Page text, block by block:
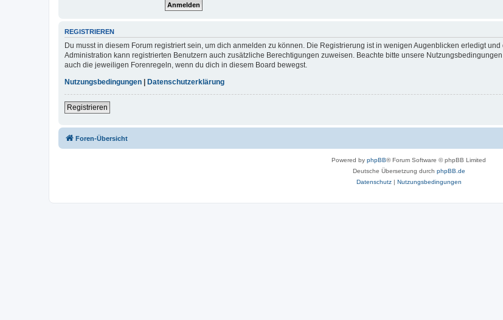
REGISTRIEREN
Du musst in diesem Forum registriert sein, um dich anmelden zu können. Die Registrierung ist in wenigen Augenblicken erledigt
Administration kann registrierten Benutzern auch zusätzliche Berechtigungen zuweisen. Beachte bitte unsere
auch die jeweiligen Forenregeln, wenn du dich in diesem Board bewegst.
Nutzungsbedingungen
Datenschutzerklärung
Registrieren
Foren-Übersicht
Powered by phpBB® Forum Software © phpBB Limited
Deutsche Übersetzung durch phpBB.de
Datenschutz| Nutzungsbedingungen